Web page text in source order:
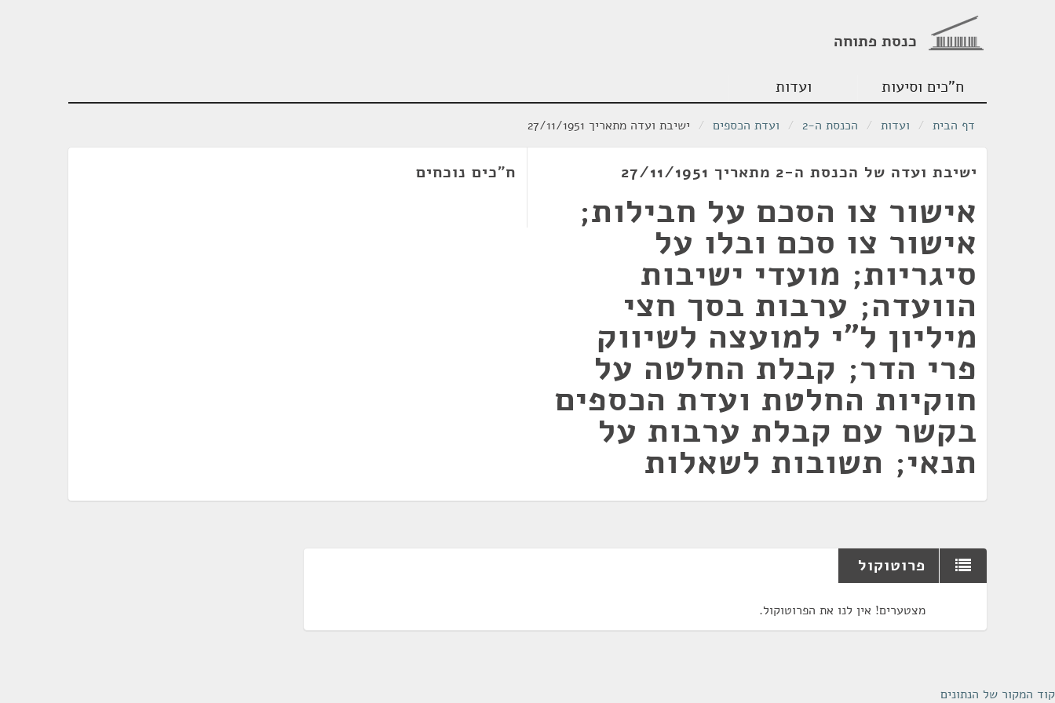
כנסת פתוחה
ח"כים וסיעות ועדות
דף הבית / ועדות / הכנסת ה-2 / ועדת הכספים / ישיבת ועדה מתאריך 27/11/1951
ישיבת ועדה של הכנסת ה-2 מתאריך 27/11/1951
אישור צו הסכם על חבילות;
אישור צו סכם ובלו על
סיגריות; מועדי ישיבות
הוועדה; ערבות בסך חצי
מיליון ל"י למועצה לשיווק
פרי הדר; קבלת החלטה על
חוקיות החלטת ועדת הכספים
בקשר עם קבלת ערבות על
תנאי; תשובות לשאלות
ח"כים נוכחים
פרוטוקול
מצטערים! אין לנו את הפרוטוקול.
קוד המקור של הנתונים